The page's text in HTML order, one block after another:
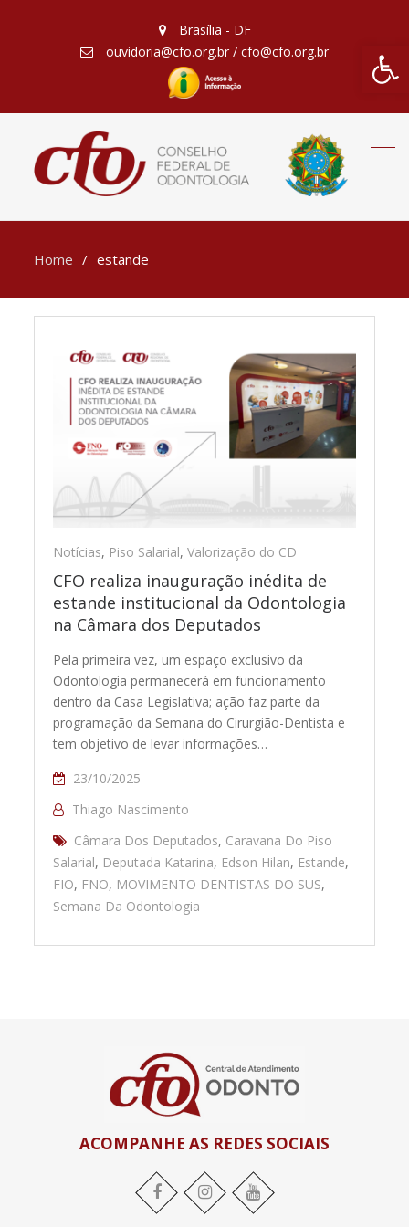
Barra
Brasília - DF
ouvidoria@cfo.org.br / cfo@cfo.org.br
Home estande
Notícias, Piso Salarial,Valorização do CD
CFO realiza inauguração inédita de
estande institucional da Odontologia
na Câmara dos Deputados
Pela primeira vez, um espaço exclusivo da
Odontologia permanecerá em funcionamento
dentro da Casa Legislativa; ação faz parte da
programação da Semana do Cirurgião-Dentista e
tem objetivo de levar informações…
23/10/2025
Thiago Nascimento
Câmara Dos Deputados, Caravana Do Piso
Salarial, Deputada Katarina, Edson Hilan, Estande,
FIO, FNO, MOVIMENTO DENTISTAS DO SUS,
Semana Da Odontologia
ACOMPANHE AS REDES SOCIAIS